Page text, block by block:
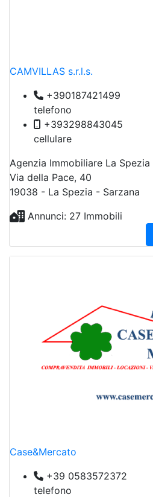
CAMVILLAS s.r.l.s.
+390187421499
telefono
+393298843045
cellulare
Agenzia Immobiliare La Spezia
Via della Pace, 40
19038 - La Spezia - Sarzana
Annunci: 27 Immobili
Case&Mercato
+39 0583572372
telefono